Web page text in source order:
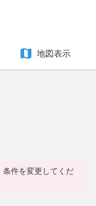
地図表示
件を変更してくだ